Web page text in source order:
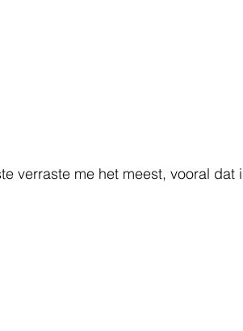
verraste me het meest, vooral